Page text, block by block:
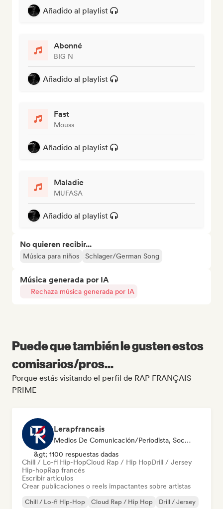
Añadido al playlist
Abonné
BIG N
Añadido al playlist
Fast
Mouss
Añadido al playlist
Maladie
MUFASA
Añadido al playlist
No quieren recibir...
Música para niños Schlager/German Song
Música generada por IA
Rechaza música generada por IA
Puede que también le gusten estos
comisarios/pros...
Porque estás visitando el perfil de RAP FRANÇAIS
PRIME
Lerapfrancais
Medios De Comunicación/Periodista, Social Media Influencer
&gt; 1100 respuestas dadas
Chill / Lo-fi Hip-HopCloud Rap / Hip HopDrill / Jersey
Hip-hopRap francés
Escribir artículos
Crear publicaciones o reels impactantes sobre artistas
Chill / Lo-fi Hip-Hop Cloud Rap / Hip Hop Drill / Jersey